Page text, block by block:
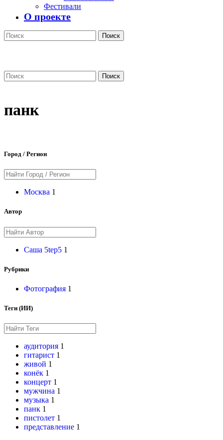
Фестивали
О проекте
Поиск
Поиск
панк
Город / Регион
Москва 1
Автор
Саша 5tep5 1
Рубрики
Фотография 1
Теги (ИИ)
аудитория 1
гитарист 1
живой 1
конёк 1
концерт 1
мужчина 1
музыка 1
панк 1
пистолет 1
представление 1